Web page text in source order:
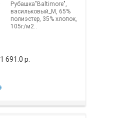
Рубашка"Baltimore",
васильковый_M, 65%
полиэстер, 35% хлопок,
105г/м2..
1 691.0 р.